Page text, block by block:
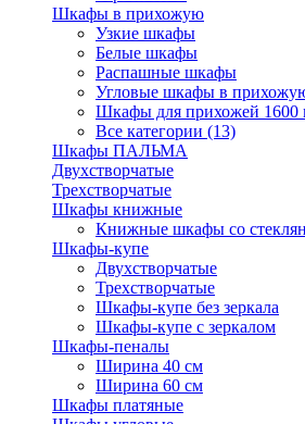
Шкафы в прихожую
Узкие шкафы
Белые шкафы
Распашные шкафы
Угловые шкафы в
Шкафы для прихожей 1600
Все категории (13)
Шкафы ПАЛЬМА
Двухстворчатые
Трехстворчатые
Шкафы книжные
Книжные шкафы со
Шкафы-купе
Двухстворчатые
Трехстворчатые
Шкафы-купе без зеркала
Шкафы-купе с зеркалом
Шкафы-пеналы
Ширина 40 см
Ширина 60 см
Шкафы платяные